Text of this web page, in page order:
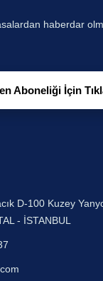
haberdar
Aboneliği İçin
D-100 Kuzey
- İSTANBUL